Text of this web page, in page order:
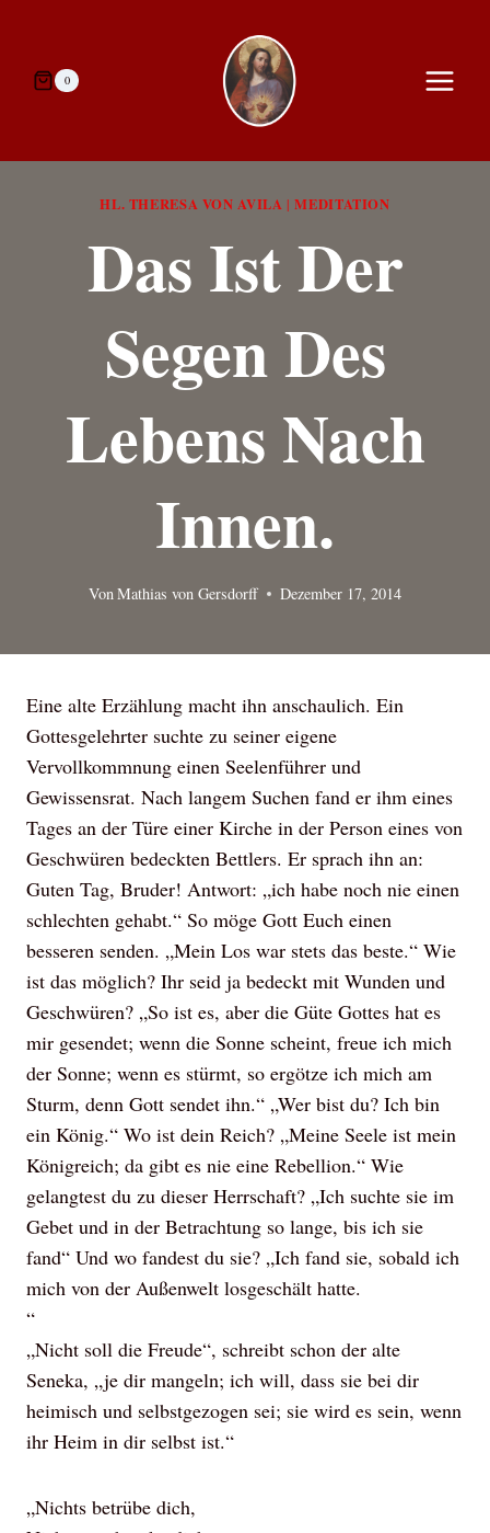
springen0
HL. THERESA VON AVILA |MEDITATION
Das Ist Der
Segen Des
Lebens Nach
Innen.
VonMathias von Gersdorff Dezember 17, 2014
Eine alte Erzählung macht ihn anschaulich. Ein
Gottesgelehrter suchte zu seiner eigene
Vervollkommnung einen Seelenführer und
Gewissensrat. Nach langem Suchen fand er ihm eines
Tages an der Türe einer Kirche in der Person eines von
Geschwüren bedeckten Bettlers. Er sprach ihn an:
Guten Tag, Bruder! Antwort: „ich habe noch nie einen
schlechten gehabt.“ So möge Gott Euch einen
besseren senden. „Mein Los war stets das beste.“ Wie
ist das möglich? Ihr seid ja bedeckt mit Wunden und
Geschwüren? „So ist es, aber die Güte Gottes hat es
mir gesendet; wenn die Sonne scheint, freue ich mich
der Sonne; wenn es stürmt, so ergötze ich mich am
Sturm, denn Gott sendet ihn.“ „Wer bist du? Ich bin
ein König.“ Wo ist dein Reich? „Meine Seele ist mein
Königreich; da gibt es nie eine Rebellion.“ Wie
gelangtest du zu dieser Herrschaft? „Ich suchte sie im
Gebet und in der Betrachtung so lange, bis ich sie
fand“ Und wo fandest du sie? „Ich fand sie, sobald ich
mich von der Außenwelt losgeschält hatte.
“
„Nicht soll die Freude“, schreibt schon der alte
Seneka, „je dir mangeln; ich will, dass sie bei dir
heimisch und selbstgezogen sei; sie wird es sein, wenn
ihr Heim in dir selbst ist.“
„Nichts betrübe dich,